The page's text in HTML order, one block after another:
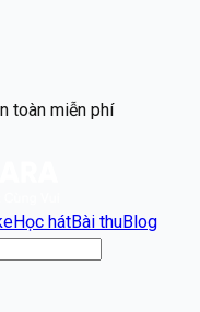
toàn miễn phí
Học hátBài thuBlog